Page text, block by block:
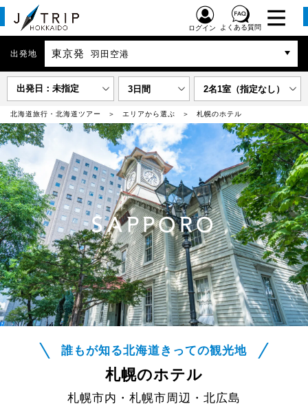
ログイン よくある質問
出発地 東京発 羽田空港
出発日：未指定 3日間 2名1室（指定なし）
北海道旅行・北海道ツアー エリアから選ぶ 札幌のホテル
SAPPORO
誰もが知る北海道きっての観光地
札幌のホテル
札幌市内・札幌市周辺・北広島